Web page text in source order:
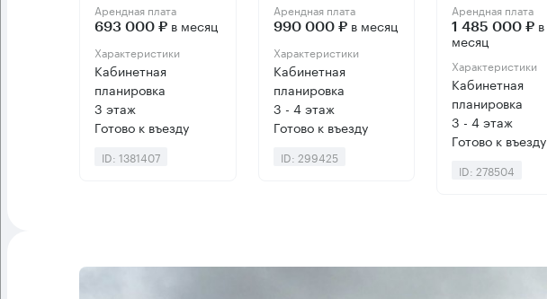
Арендная плата
693 000 ₽ в месяц
Характеристики
Кабинетная
планировка
3 этаж
Готово к въезду
ID: 1381407
Арендная плата
990 000 ₽в месяц
Характеристики
Кабинетная
планировка
3 - 4 этаж
Готово к въезду
ID: 299425
Арендная плата
1 485 000 ₽ в
месяц
Характеристики
Кабинетная
планировка
3 - 4 этаж
Готово к въезду
ID: 278504